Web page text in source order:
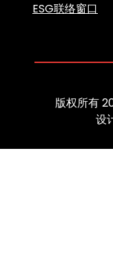
ESG联络窗口
版权所有
设